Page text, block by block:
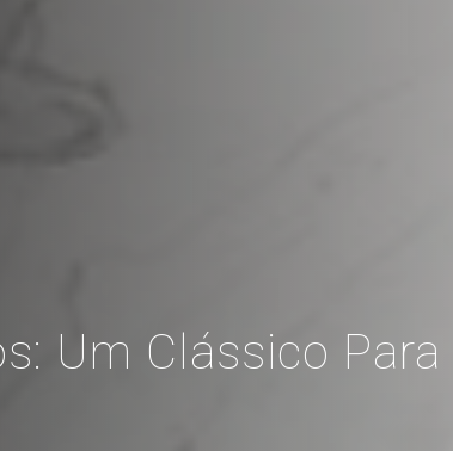
Um Clássico Para